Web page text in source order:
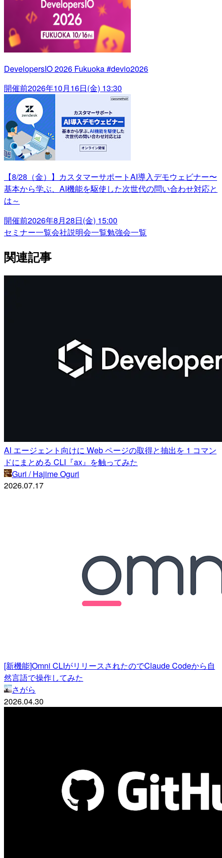
DevelopersIO 2026 Fukuoka #devio2026
開催前2026年10月16日(金) 13:30
【8/28（金）】カスタマーサポートAI導入デモウェビナー〜
基本から学ぶ、AI機能を駆使した次世代の問い合わせ対応と
は～
開催前2026年8月28日(金) 15:00
セミナー一覧会社説明会一覧勉強会一覧
関連記事
AI エージェント向けに Web ページの取得と抽出を 1 コマン
ドにまとめる CLI『ax』を触ってみた
Guri / Hajime Oguri
2026.07.17
[新機能]Omni CLIがリリースされたのでClaude Codeから自
然言語で操作してみた
さがら
2026.04.30